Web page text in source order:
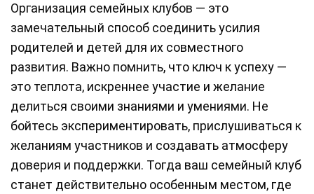
Организация семейных клубов — это
замечательный способ соединить усилия
родителей и детей для их совместного
развития. Важно помнить, что ключ к успеху —
это теплота, искреннее участие и желание
делиться своими знаниями и умениями. Не
бойтесь экспериментировать, прислушиваться к
желаниям участников и создавать атмосферу
доверия и поддержки. Тогда ваш семейный клуб
станет действительно особенным местом, где